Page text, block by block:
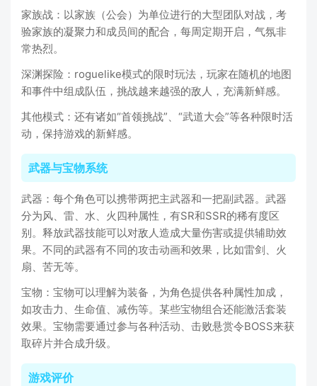
家族战：以家族（公会）为单位进行的大型团队对战，考
验家族的凝聚力和成员间的配合，每周定期开启，气氛非
常热烈。
深渊探险：roguelike模式的限时玩法，玩家在随机的地图
和事件中组成队伍，挑战越来越强的敌人，充满新鲜感。
其他模式：还有诸如“首领挑战”、“武道大会”等各种限时活
动，保持游戏的新鲜感。
武器与宝物系统
武器：每个角色可以携带两把主武器和一把副武器。武器
分为风、雷、水、火四种属性，有SR和SSR的稀有度区
别。释放武器技能可以对敌人造成大量伤害或提供辅助效
果。不同的武器有不同的攻击动画和效果，比如雷剑、火
扇、苦无等。
宝物：宝物可以理解为装备，为角色提供各种属性加成，
如攻击力、生命值、减伤等。某些宝物组合还能激活套装
效果。宝物需要通过参与各种活动、击败悬赏令BOSS来获
取碎片并合成升级。
游戏评价